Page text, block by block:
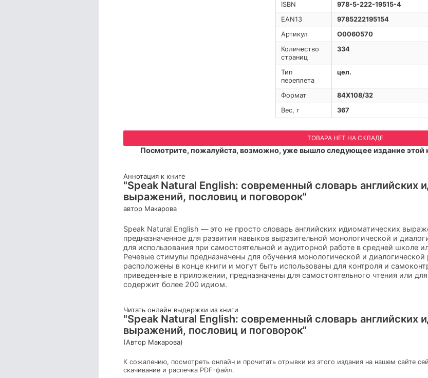
ISBN
978-5-222-19515-4
EAN13
9785222195154
Артикул
O0060570
Количество
страниц
334
Тип
переплета
цел.
Формат
84Х108/32
Вес, г
367
ТОВАРА НЕТ НА СКЛАДЕ
Посмотрите, пожалуйста, возможно, уже вышло следующее издание этой
Аннотация к книге
"Speak Natural English: современный словарь английских
выражений, пословиц и поговорок"
автор Макарова
Speak Natural English — это не просто словарь английских идиоматических
предназначенное для развития навыков выразительной монологической и
для использования при самостоятельной и аудиторной работе в средней школе
Речевые стимулы предназначены для обучения монологической и
расположены в конце книги и могут быть использованы для контроля и
приведенные в приложении, предназначены для самостоятельного чтения или
содержит более 200 идиом.
Читать онлайн выдержки из книги
"Speak Natural English: современный словарь английских
выражений, пословиц и поговорок"
(Автор Макарова)
К сожалению, посмотреть онлайн и прочитать отрывки из этого издания на нашем сайте
скачивание и распечка PDF-файл.